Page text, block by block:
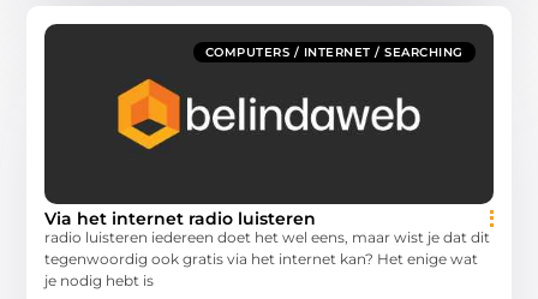
COMPUTERS / INTERNET / SEARCHING
Via het internet radio luisteren
radio luisteren iedereen doet het wel eens, maar wist je dat dit
tegenwoordig ook gratis via het internet kan? Het enige wat
je nodig hebt is